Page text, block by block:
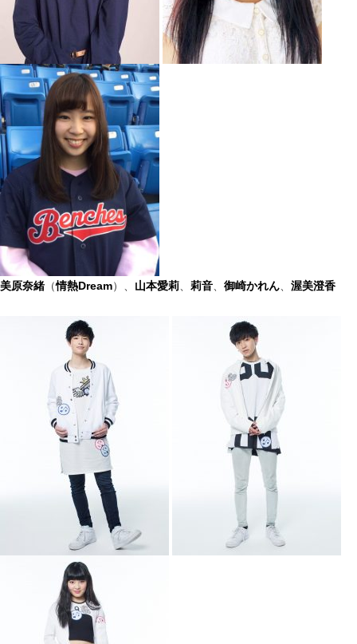
美原奈緒 （情熱Dream）、 山本愛莉 莉音 御崎かれん 渥美澄香